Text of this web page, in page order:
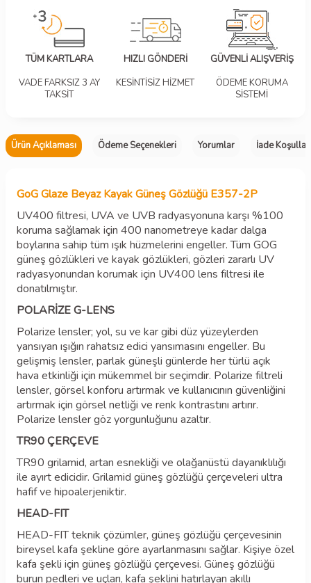
TÜM KARTLARA
VADE FARKSIZ 3 AY
TAKSİT
HIZLI GÖNDERİ
KESİNTİSİZ HİZMET
GÜVENLİ ALIŞVERİŞ
ÖDEME KORUMA
SİSTEMİ
Ürün Açıklaması Ödeme Seçenekleri Yorumlar İade Koşulları
GoG Glaze Beyaz Kayak Güneş Gözlüğü E357-2P
UV400 filtresi, UVA ve UVB radyasyonuna karşı %100
koruma sağlamak için 400 nanometreye kadar dalga
boylarına sahip tüm ışık hüzmelerini engeller. Tüm GOG
güneş gözlükleri ve kayak gözlükleri, gözleri zararlı UV
radyasyonundan korumak için UV400 lens filtresi ile
donatılmıştır.
POLARİZE G-LENS
Polarize lensler; yol, su ve kar gibi düz yüzeylerden
yansıyan ışığın rahatsız edici yansımasını engeller. Bu
gelişmiş lensler, parlak güneşli günlerde her türlü açık
hava etkinliği için mükemmel bir seçimdir. Polarize filtreli
lensler, görsel konforu artırmak ve kullanıcının güvenliğini
artırmak için görsel netliği ve renk kontrastını artırır.
Polarize lensler göz yorgunluğunu azaltır.
TR90 ÇERÇEVE
TR90 grilamid, artan esnekliği ve olağanüstü dayanıklılığı
ile ayırt edicidir. Grilamid güneş gözlüğü çerçeveleri ultra
hafif ve hipoalerjeniktir.
HEAD-FIT
HEAD-FIT teknik çözümler, güneş gözlüğü çerçevesinin
bireysel kafa şekline göre ayarlanmasını sağlar. Kişiye özel
kafa şekli için güneş gözlüğü çerçevesi. Güneş gözlüğü
burun pedleri ve uçları, kafa şeklini hatırlayan akıllı